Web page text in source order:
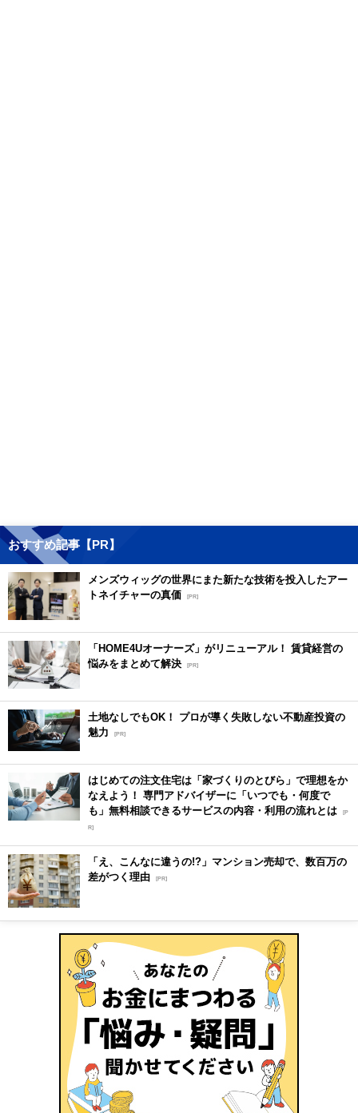
おすすめ記事【PR】
メンズウィッグの世界にまた新たな技術を投入したアー
トネイチャーの真価 [PR]
「HOME4Uオーナーズ」がリニューアル！ 賃貸経営の
悩みをまとめて解決 [PR]
土地なしでもOK！ プロが導く失敗しない不動産投資の
魅力
[PR]
はじめての注文住宅は「家づくりのとびら」で理想をか
なえよう！ 専門アドバイザーに「いつでも・何度で
も」無料相談できるサービスの内容・利用の流れとは [P
R]
「え、こんなに違うの!?」マンション売却で、数百万の
差がつく理由 [PR]